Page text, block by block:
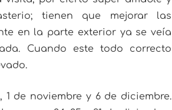
tienen que mejorar las
en la parte exterior ya se veía
Cuando este todo correcto
de noviembre y 6 de diciembre.